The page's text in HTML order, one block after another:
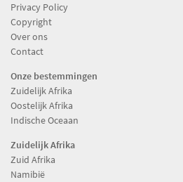
Privacy Policy
Copyright
Over ons
Contact
Onze bestemmingen
Zuidelijk Afrika
Oostelijk Afrika
Indische Oceaan
Zuidelijk Afrika
Zuid Afrika
Namibië